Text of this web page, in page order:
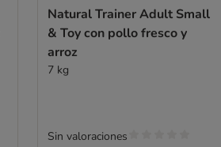
Natural Trainer Adult Small
& Toy con pollo fresco y
arroz
7 kg
Sin valoraciones